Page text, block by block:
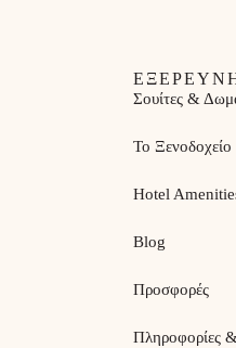
Σουίτες &
Το Ξενοδοχείο
Hotel
Blog
Προσφορές
Πληροφορίες